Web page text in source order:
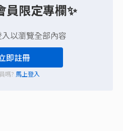
限定專欄✨
以瀏覽全部內容
即註冊
嗎? 馬上登入